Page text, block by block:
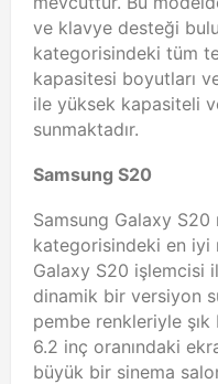
ve klavye desteği
kategorisindeki tüm
kapasitesi boyutları
ile yüksek kapasiteli
sunmaktadır.
Samsung S20
Samsung Galaxy
kategorisindeki en iyi
Galaxy S20 işlemcisi
dinamik bir versiyon
pembe renkleriyle
6.2 inç oranındaki
büyük bir sinema